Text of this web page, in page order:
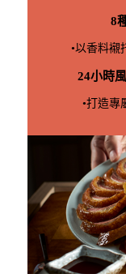
8
•以香料襯
24小時
•打造專